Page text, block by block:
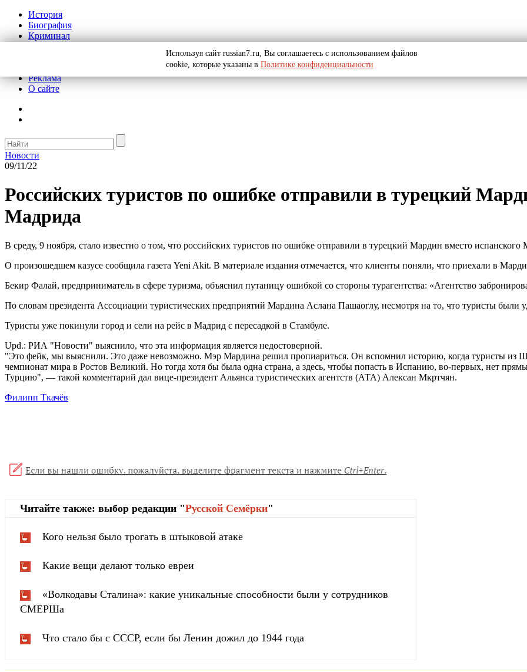
История
Биография
Криминал
Реклама
О сайте
Новости
09/11/22
Российских туристов по ошибке отправили в турецкий
Мадрида
В среду, 9 ноября, стало известно о том, что российских туристов по ошибке отправили в турецкий Мардин вместо испанского
О произошедшем казусе сообщила газета Yeni Akit. В материале издания отмечается, что клиенты поняли, что приехали в
Бекир Фалай, предприниматель в сфере туризма, объяснил путаницу ошибкой со стороны турагентства: «Агентство
По словам президента Ассоциации туристических предприятий Мардина Аслана Пашаоглу, несмотря на то, что туристы были
Туристы уже покинули город и сели на рейс в Мадрид с пересадкой в Стамбуле.
Upd.: РИА "Новости" выяснило, что эта информация является недостоверной.
"Это фейк, мы выяснили. Это даже невозможно. Мэр Мардина решил пропиариться. Он вспомнил историю, когда туристы из
чемпионат мира в Ростов Великий. Но тогда хотя бы была одна страна, а здесь, чтобы попасть в Испанию, во-первых, нет
Турцию", — такой комментарий дал вице-президент Альянса туристических агентств (АТА) Алексан Мкртчян.
Филипп Ткачёв
Читайте также: выбор редакции "Русской Cемёрки"
Кого нельзя было трогать в штыковой атаке
Какие вещи делают только евреи
«Волкодавы Сталина»: какие уникальные способности были у сотрудников
СМЕРШа
Что стало бы с СССР, если бы Ленин дожил до 1944 года
Используя сайт russian7.ru, Вы соглашаетесь с использованием файлов
cookie, которые указаны в Политике конфиденциальности